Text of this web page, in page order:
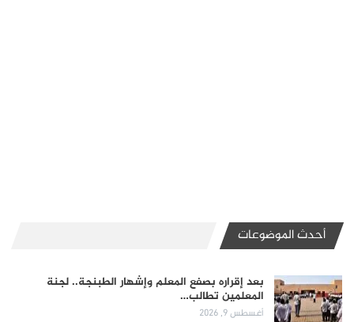
أحدث الموضوعات
بعد إقراره بصفع المعلم وإشهار الطبنجة.. لجنة
المعلمين تطالب…
أغسطس 9, 2026